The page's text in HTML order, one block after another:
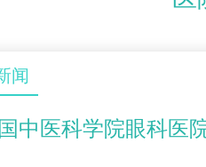
闻
中医科学院眼科医